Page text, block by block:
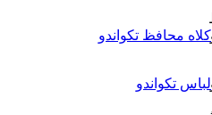
کلاه محافظ تکواندو
لباس تکواندو